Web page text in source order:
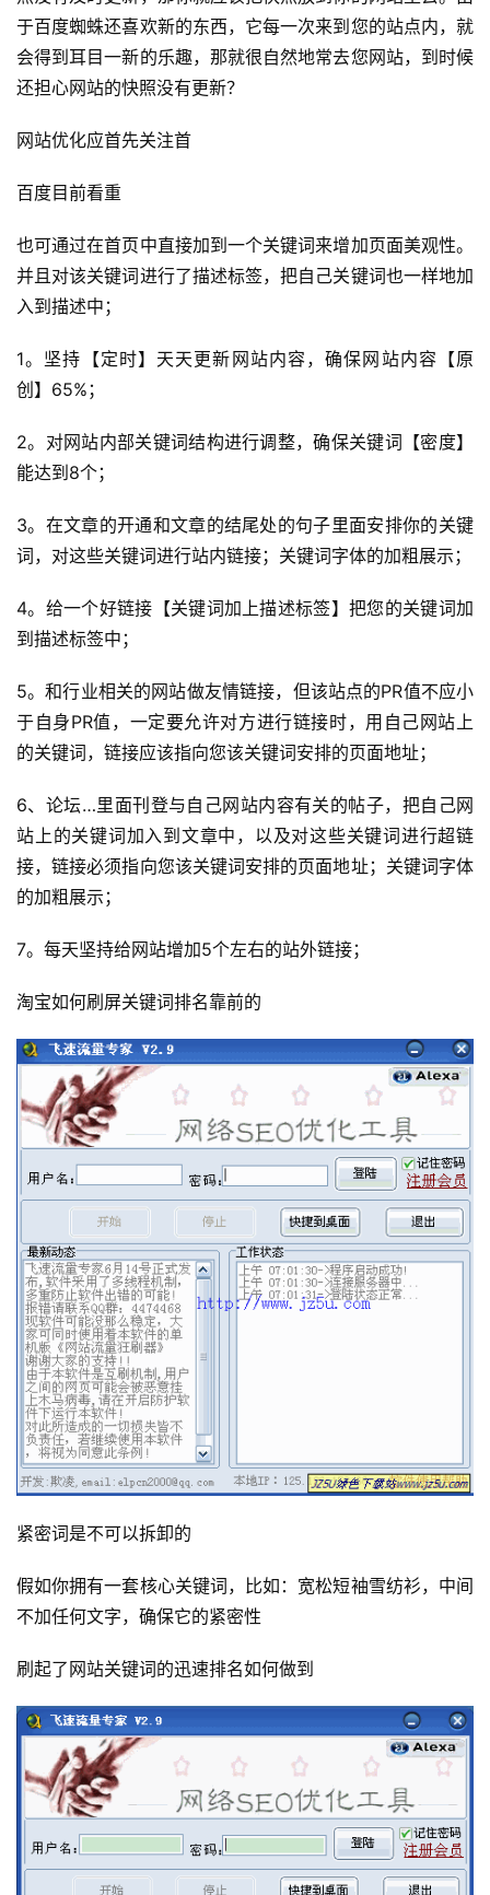
于百度蜘蛛还喜欢新的东西，它每一次来到您的站点内，就
会得到耳目一新的乐趣，那就很自然地常去您网站，到时候
还担心网站的快照没有更新？
网站优化应首先关注首
百度目前看重
也可通过在首页中直接加到一个关键词来增加页面美观性。
并且对该关键词进行了描述标签，把自己关键词也一样地加
入到描述中；
1。坚持【定时】天天更新网站内容，确保网站内容【原
创】65%；
2。对网站内部关键词结构进行调整，确保关键词【密度】
能达到8个；
3。在文章的开通和文章的结尾处的句子里面安排你的关键
词，对这些关键词进行站内链接； 关键词字体的加粗展示；
4。给一个好链接【关键词加上描述标签】把您的关键词加
到描述标签中；
5。和行业相关的网站做友情链接，但该站点的PR值不应小
于自身PR值，一定要允许对方进行链接时，用自己网站上
的关键词，链接应该指向您该关键词安排的页面地址；
6、论坛…里面刊登与自己网站内容有关的帖子，把自己网
站上的关键词加入到文章中，以及对这些关键词进行超链
接，链接必须指向您该关键词安排的页面地址； 关键词字体
的加粗展示；
7。每天坚持给网站增加5个左右的站外链接；
淘宝如何刷屏关键词排名靠前的
紧密词是不可以拆卸的
假如你拥有一套核心关键词，比如：宽松短袖雪纺衫，中间
不加任何文字，确保它的紧密性
刷起了网站关键词的迅速排名如何做到